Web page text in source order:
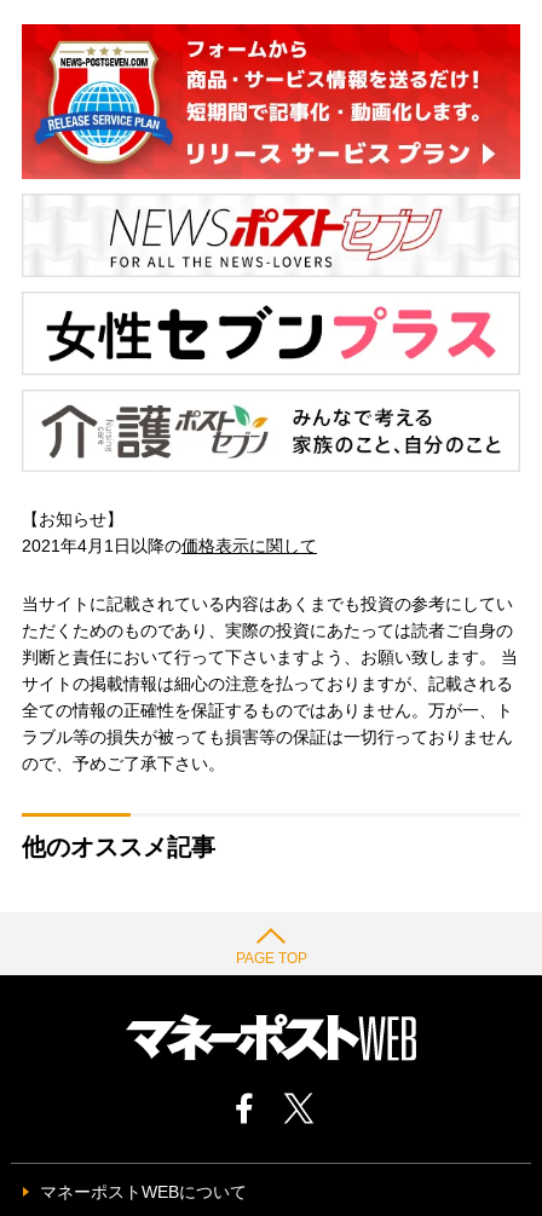
【お知らせ】
2021年4月1日以降の価格表示に関して
当サイトに記載されている内容はあくまでも投資の参考にしてい
ただくためのものであり、実際の投資にあたっては読者ご自身の
判断と責任において行って下さいますよう、お願い致します。 当
サイトの掲載情報は細心の注意を払っておりますが、記載される
全ての情報の正確性を保証するものではありません。万が一、ト
ラブル等の損失が被っても損害等の保証は一切行っておりません
ので、予めご了承下さい。
他のオススメ記事
PAGE TOP
マネーポストWEBについて